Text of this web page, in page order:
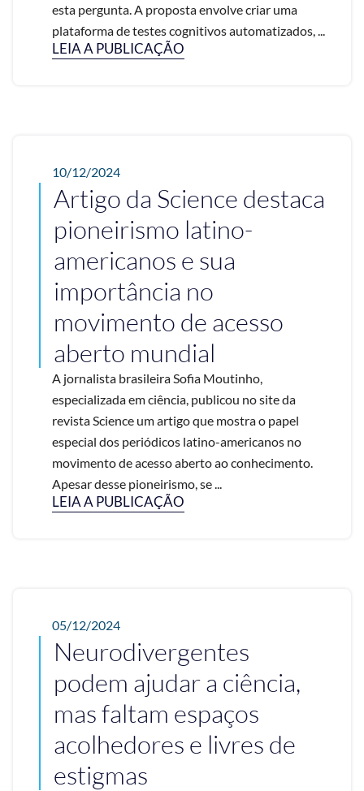
esta pergunta. A proposta envolve criar uma
plataforma de testes cognitivos automatizados, ...
LEIA A PUBLICAÇÃO
10/12/2024
Artigo da Science destaca
pioneirismo latino-
americanos e sua
importância no
movimento de acesso
aberto mundial
A jornalista brasileira Sofia Moutinho,
especializada em ciência, publicou no site da
revista Science um artigo que mostra o papel
especial dos periódicos latino-americanos no
movimento de acesso aberto ao conhecimento.
Apesar desse pioneirismo, se ...
LEIA A PUBLICAÇÃO
05/12/2024
Neurodivergentes
podem ajudar a ciência,
mas faltam espaços
acolhedores e livres de
estigmas